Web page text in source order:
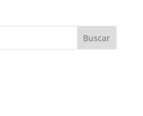
Buscar